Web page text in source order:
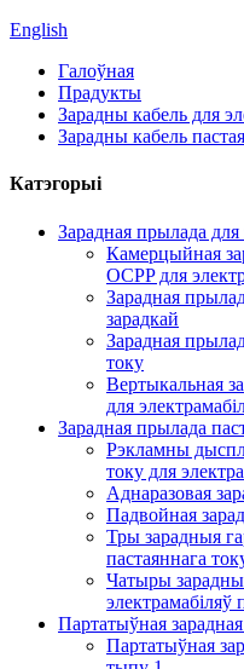
English
Галоўная
Прадукты
Зарадны кабель для
Зарадны кабель
Катэгорыі
Зарадная прылада для
Камерцыйная
OCPP для
Зарадная
зарадкай
Зарадная
току
Вертыкальная
для
Зарадная прылада
Рэкламны
току для
Аднаразовая
Падвойная
Тры зарадныя
пастаяннага
Чатыры
электрамабіляў
Партатыўная
Партатыўная